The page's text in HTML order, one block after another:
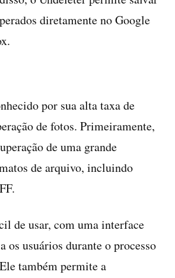
diretamente no Google
por sua alta taxa de
de fotos. Primeiramente,
de uma grande
de arquivo, incluindo
de usar, com uma interface
os usuários durante o processo
também permite a